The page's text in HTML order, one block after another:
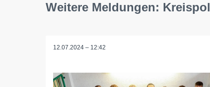
Weitere Meldungen:
12.07.2024 – 12:42